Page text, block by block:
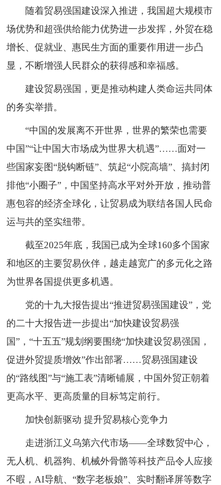
随着贸易强国建设深入推进，我国超大规模市
场优势和超强供给能力优势进一步发挥，外贸在稳
增长、促就业、惠民生方面的重要作用进一步凸
显，不断增强人民群众的获得感和幸福感。
建设贸易强国，更是推动构建人类命运共同体
的务实举措。
“中国的发展离不开世界，世界的繁荣也需要
中国”“让中国大市场成为世界大机遇”……面对一
些国家妄图“脱钩断链”、筑起“小院高墙”、搞封闭
排他“小圈子”，中国坚持高水平对外开放，推动普
惠包容的经济全球化，让贸易成为联结各国人民命
运与共的坚实纽带。
截至2025年底，我国已成为全球160多个国家
和地区的主要贸易伙伴，越走越宽广的多元化之路
为世界各国提供更多机遇。
党的十九大报告提出“推进贸易强国建设”，党
的二十大报告进一步提出“加快建设贸易强
国”，“十五五”规划纲要围绕“加快建设贸易强国，
促进外贸提质增效”作出部署……贸易强国建设
的“路线图”与“施工表”清晰铺展，中国外贸正朝着
更高水平、更高质量的目标笃定前行。
加快创新驱动 提升贸易核心竞争力
走进浙江义乌第六代市场——全球数贸中心，
无人机、机器狗、机械外骨骼等科技产品令人应接
不暇，AI导航、“数字老板娘”、实时翻译屏等数字